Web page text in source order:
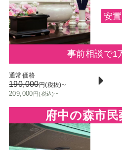
安置
事前相談で1
通常価格
190,000円(税抜)~
209,000円(税込)~
府中の森市